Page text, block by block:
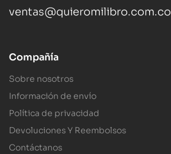
ventas@quieromilibro.com.co
Compañía
Sobre nosotros
Información de envío
Política de privacidad
Devoluciones Y Reembolsos
Contáctanos